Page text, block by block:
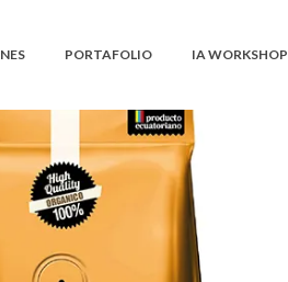
PORTAFOLIO IA WORKSHOP